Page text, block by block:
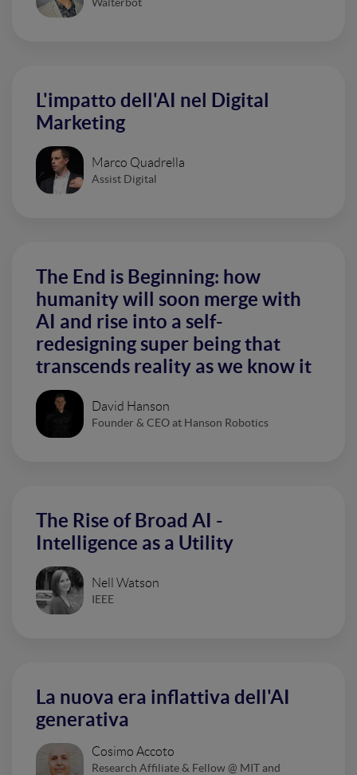
L'impatto dell'AI nel Digital
Marketing
Marco Quadrella
Assist Digital
The End is Beginning: how
humanity will soon merge with
AI and rise into a self-
redesigning super being that
transcends reality as we know it
David Hanson
Founder & CEO at Hanson Robotics
The Rise of Broad AI -
Intelligence as a Utility
Nell Watson
IEEE
La nuova era inflattiva dell'AI
generativa
Cosimo Accoto
Research Affiliate & Fellow @ MIT and